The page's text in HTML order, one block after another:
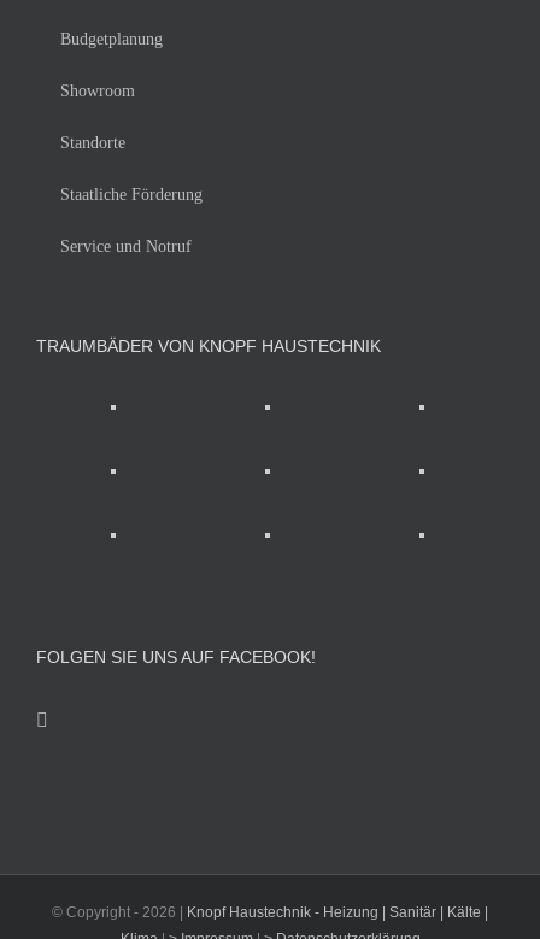
Budgetplanung
Showroom
Standorte
Staatliche Förderung
Service und Notruf
TRAUMBÄDER VON KNOPF HAUSTECHNIK
FOLGEN SIE UNS AUF FACEBOOK!
© Copyright - 2026 |
Knopf Haustechnik - Heizung | Sanitär | Kälte |